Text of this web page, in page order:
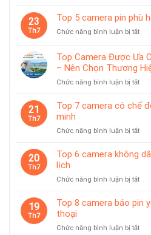
tiện
sạc
8
nước
IP65
23
Th7
Top 5 camera pin phù
Chức năng bình luận bị tắtở
5
pin
phù
thời
Top Camera Được Ưa
– Nên Chọn Thương
Chức năng bình luận bị tắtở
Đà
Hiệu
21
Th7
Top 7 camera có chế
minh
Chức năng bình luận bị tắtở
chế
tiết
20
Th7
Top 6 camera không
lịch
Chức năng bình luận bị tắtở
6
dây
19
Th7
Top 8 camera báo pin
thoại
Chức năng bình luận bị tắtở